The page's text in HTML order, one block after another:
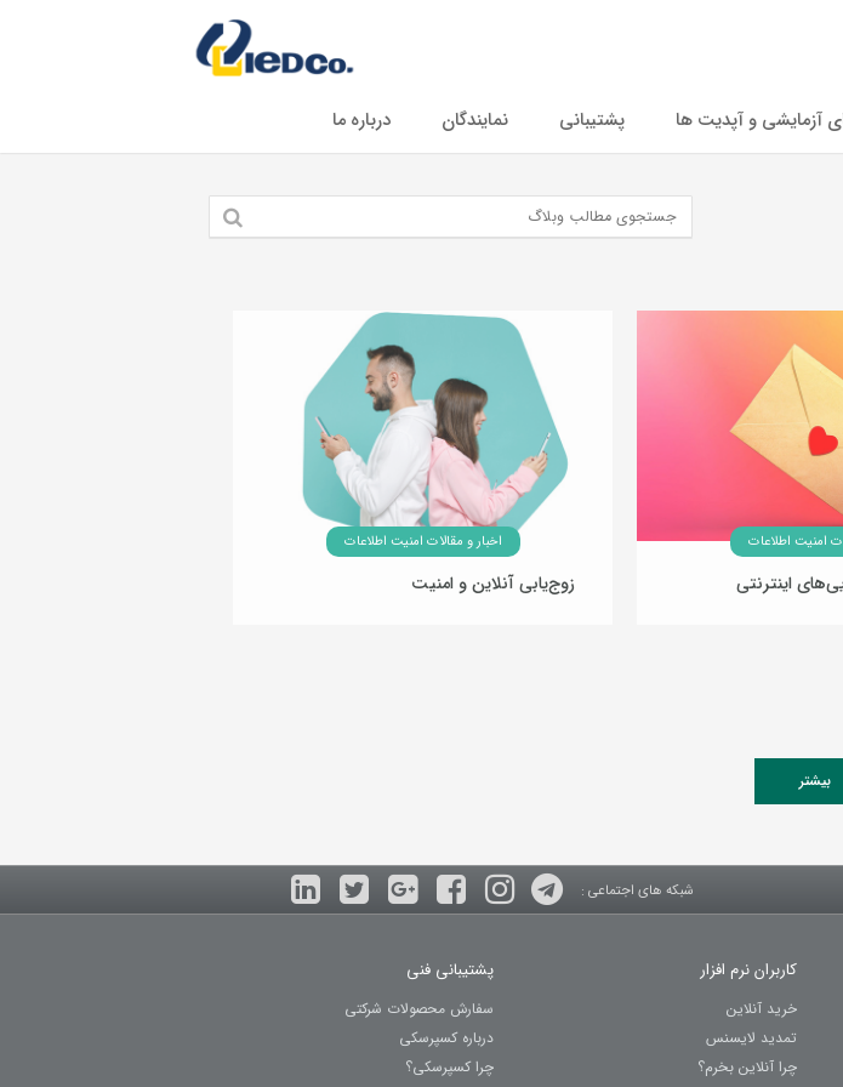
آزمایشی و آپدیت ها پشتیبانی نمایندگان درباره ما
امنیت اطلاعات
اینترنتی
اخبار و مقالات امنیت اطلاعات
زوج‌یابی آنلاین و امنیت
بیشتر
شبکه های اجتماعی :
کاربران نرم افزار
خرید آنلاین
تمدید لایسنس
چرا آنلاین بخرم؟
پشتیبانی فنی
سفارش محصولات شرکتی
درباره کسپرسکی
چرا کسپرسکی؟